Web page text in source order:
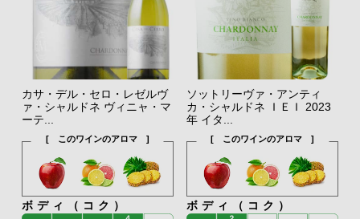
カサ・デル・セロ・レゼルヴ
ァ・シャルドネ ヴィニャ・マ
ーテ...
[ このワインのアロマ ]
ボディ（コク）
ソットリーヴァ・アンティ
カ・シャルドネ ＩＥＩ 2023
年 イタ...
[ このワインのアロマ ]
ボディ（コク）